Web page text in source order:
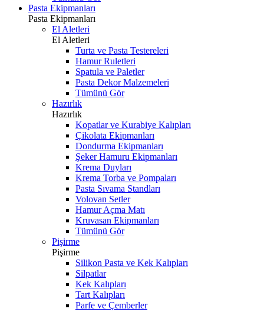
Pasta Ekipmanları
Pasta Ekipmanları
El Aletleri
El Aletleri
Turta ve Pasta Testereleri
Hamur Ruletleri
Spatula ve Paletler
Pasta Dekor Malzemeleri
Tümünü Gör
Hazırlık
Hazırlık
Kopatlar ve Kurabiye Kalıpları
Çikolata Ekipmanları
Dondurma Ekipmanları
Şeker Hamuru Ekipmanları
Krema Duyları
Krema Torba ve Pompaları
Pasta Sıvama Standları
Volovan Setler
Hamur Açma Matı
Kruvasan Ekipmanları
Tümünü Gör
Pişirme
Pişirme
Silikon Pasta ve Kek Kalıpları
Silpatlar
Kek Kalıpları
Tart Kalıpları
Parfe ve Çemberler